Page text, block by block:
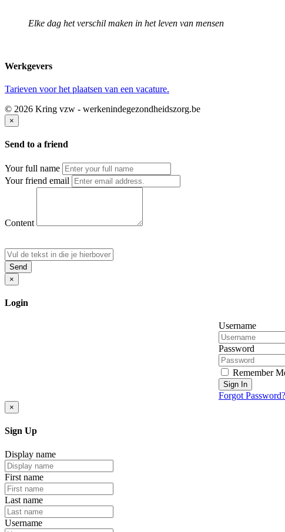
Elke dag het verschil maken in het leven van mensen
Werkgevers
Tarieven voor het plaatsen van een vacature.
© 2026 Kring vzw - werkenindegezondheidszorg.be
×
Send to a friend
Your full name
Your friend email
Content
Send
×
Login
Username
Password
Remember
Sign In
Forgot Password?
×
Sign Up
Display name
First name
Last name
Username